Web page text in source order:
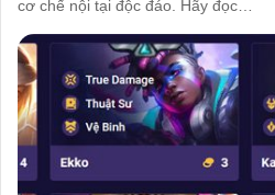
cơ chế nội tại độc đáo. Hãy đọc…